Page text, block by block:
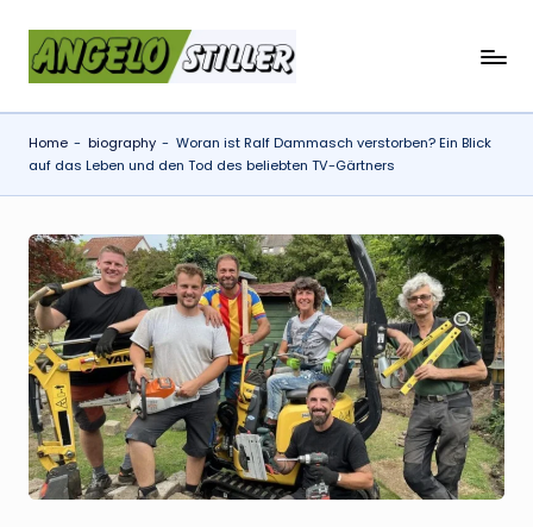
a
n
g
e
l
o
s
t
il
l
e
r
Home - biography - Woran ist Ralf Dammasch verstorben? Ein Blick
auf das Leben und den Tod des beliebten TV-Gärtners